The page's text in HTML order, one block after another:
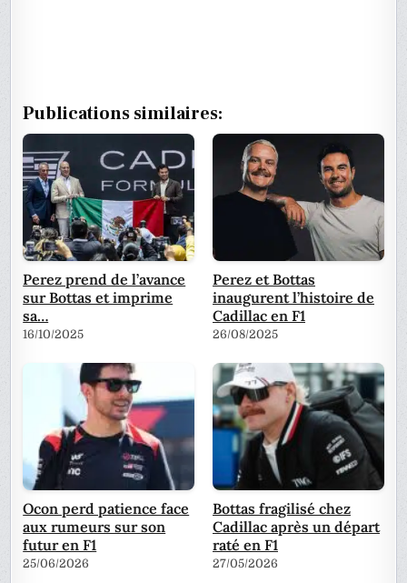
Publications similaires:
Perez prend de l’avance
sur Bottas et imprime
sa…
16/10/2025
Perez et Bottas
inaugurent l’histoire de
Cadillac en F1
26/08/2025
Ocon perd patience face
aux rumeurs sur son
futur en F1
25/06/2026
Bottas fragilisé chez
Cadillac après un départ
raté en F1
27/05/2026